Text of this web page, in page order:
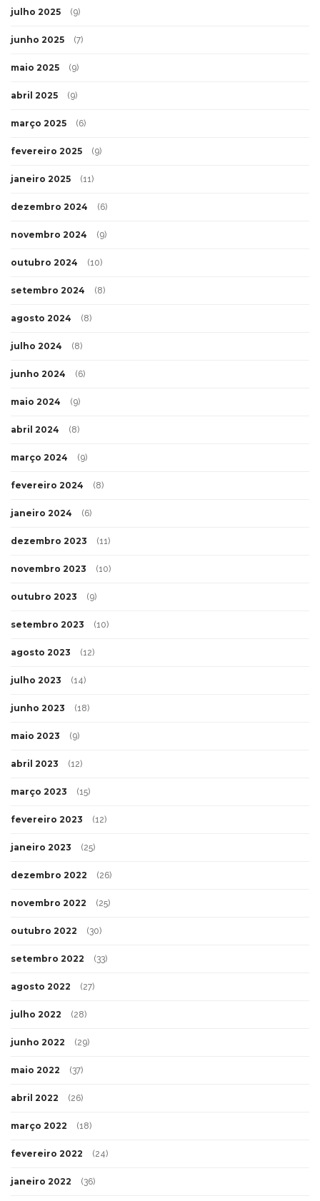
julho 2025 (9)
junho 2025 (7)
maio 2025 (9)
abril 2025 (9)
março 2025 (6)
fevereiro 2025 (9)
janeiro 2025 (11)
dezembro 2024 (6)
novembro 2024 (9)
outubro 2024 (10)
setembro 2024 (8)
agosto 2024 (8)
julho 2024 (8)
junho 2024 (6)
maio 2024 (9)
abril 2024 (8)
março 2024 (9)
fevereiro 2024 (8)
janeiro 2024 (6)
dezembro 2023 (11)
novembro 2023 (10)
outubro 2023 (9)
setembro 2023 (10)
agosto 2023 (12)
julho 2023 (14)
junho 2023 (18)
maio 2023 (9)
abril 2023 (12)
março 2023 (15)
fevereiro 2023 (12)
janeiro 2023 (25)
dezembro 2022 (26)
novembro 2022 (25)
outubro 2022 (30)
setembro 2022 (33)
agosto 2022 (27)
julho 2022 (28)
junho 2022 (29)
maio 2022 (37)
abril 2022 (26)
março 2022 (18)
fevereiro 2022 (24)
janeiro 2022 (36)